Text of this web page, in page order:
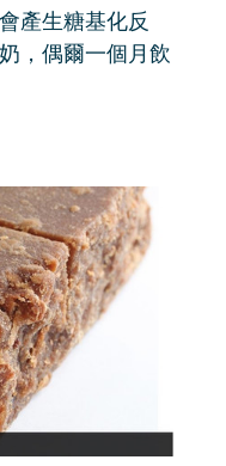
產生糖基化反
，偶爾一個月飲